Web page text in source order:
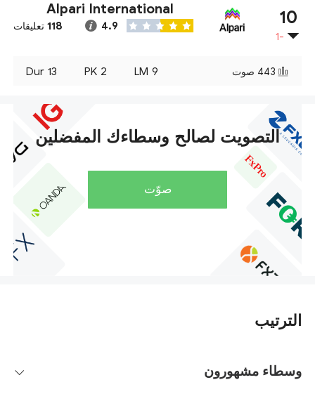
10
-1
Alpari International
4.9
118 تعليقات
443 صوت 9
LM
2
PK
13
Dur
التصويت لصالح وسطاءك المفضلين
صوّت
الترتيب
وسطاء مشهورون